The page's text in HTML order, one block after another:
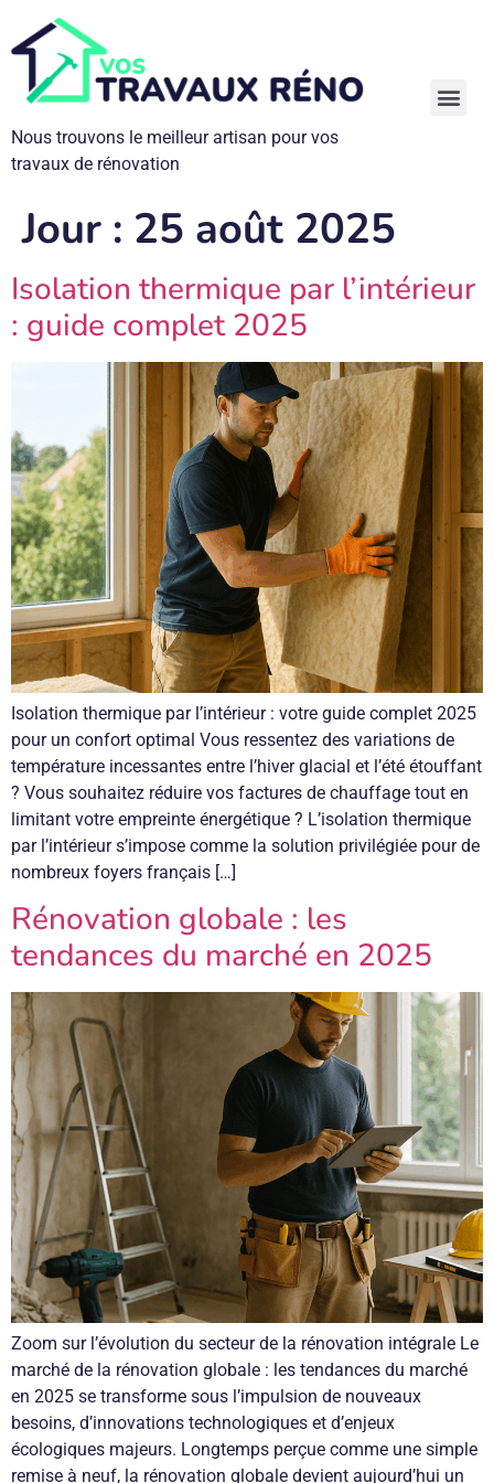
Nous trouvons le meilleur artisan pour vos
travaux de rénovation
Jour : 25 août 2025
Isolation thermique par l’intérieur
: guide complet 2025
Isolation thermique par l’intérieur : votre guide complet 2025
pour un confort optimal Vous ressentez des variations de
température incessantes entre l’hiver glacial et l’été étouffant
? Vous souhaitez réduire vos factures de chauffage tout en
limitant votre empreinte énergétique ? L’isolation thermique
par l’intérieur s’impose comme la solution privilégiée pour de
nombreux foyers français […]
Rénovation globale : les
tendances du marché en 2025
Zoom sur l’évolution du secteur de la rénovation intégrale Le
marché de la rénovation globale : les tendances du marché
en 2025 se transforme sous l’impulsion de nouveaux
besoins, d’innovations technologiques et d’enjeux
écologiques majeurs. Longtemps perçue comme une simple
remise à neuf, la rénovation globale devient aujourd’hui un